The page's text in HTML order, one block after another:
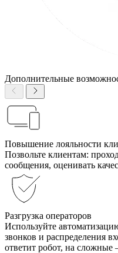
Дополнительные
Повышение лояльности
Позвольте клиентам:
сообщения, оценивать
Разгрузка операторов
Используйте
звонков и распределения
ответит робот, на сложные